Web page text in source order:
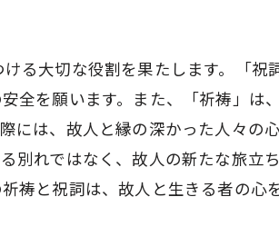
ランの特徴
その背景
るための工夫
ショナルなサービス
理由と実績
る大切な役割を果たします。「祝
全を願います。また、「祈祷」は
には、故人と縁の深かった人々の
れではなく、故人の新たな旅立
祷と祝詞は、故人と生きる者の心